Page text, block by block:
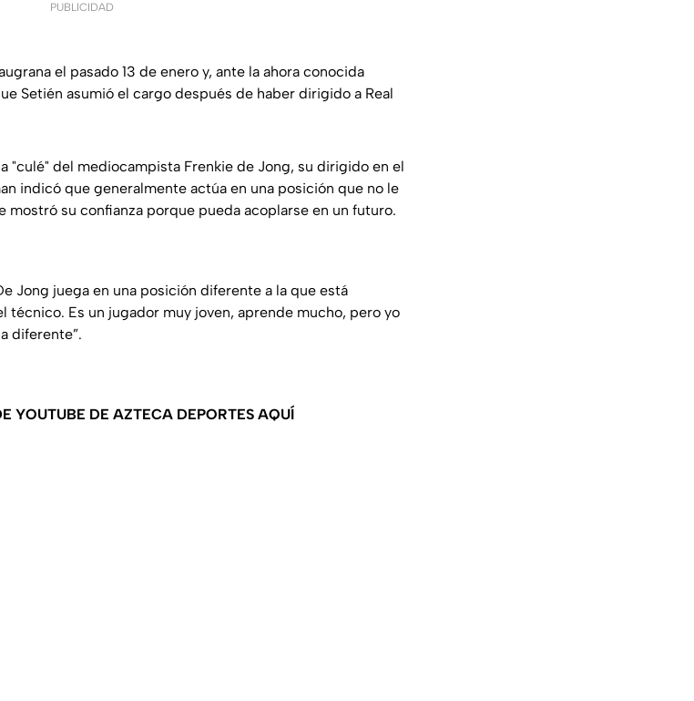
PUBLICIDAD
el pasado 13 de enero y, ante la ahora conocida
Setién asumió el cargo después de haber dirigido a Real
"culé" del mediocampista Frenkie de Jong, su dirigido en el
indicó que generalmente actúa en una posición que no le
mostró su confianza porque pueda acoplarse en un futuro.
Jong juega en una posición diferente a la que está
técnico. Es un jugador muy joven, aprende mucho, pero yo
diferente”.
YOUTUBE DE AZTECA DEPORTES AQUÍ